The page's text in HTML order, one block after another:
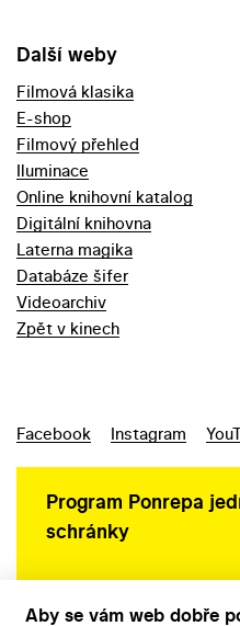
Další weby
Filmová klasika
E-shop
Filmový přehled
Iluminace
Online knihovní katalog
Digitální knihovna
Laterna magika
Databáze šifer
Videoarchiv
Zpět v kinech
Facebook Instagram
Program Ponrepa
schránky
Aby se vám web dobře